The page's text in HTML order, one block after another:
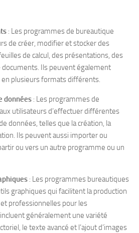
: Les programmes de bureautique
de créer, modifier et stocker des
de calcul, des présentations, des
Ils peuvent également
plusieurs formats différents.
données : Les programmes de
utilisateurs d’effectuer différentes
données, telles que la création, la
Ils peuvent aussi importer ou
ou vers un autre programme ou un
: Les programmes bureautiques
graphiques qui facilitent la production
professionnelles pour les
généralement une variété
le texte avancé et l’ajout d’images